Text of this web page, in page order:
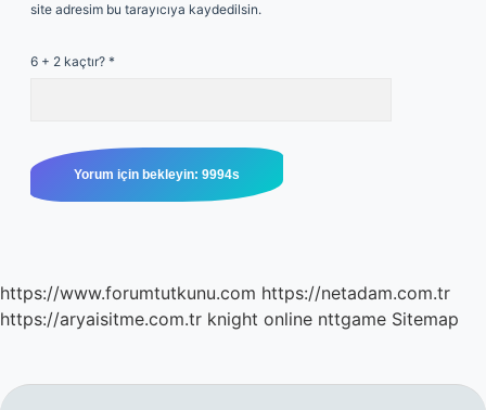
site adresim bu tarayıcıya kaydedilsin.
6 + 2 kaçtır? *
https://www.forumtutkunu.com https://netadam.com.tr
https://aryaisitme.com.tr knight online nttgame Sitemap